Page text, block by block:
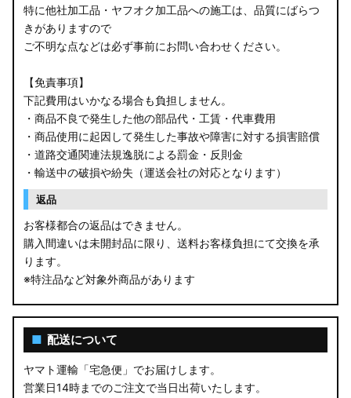
特に他社加工品・ヤフオク加工品への施工は、品質にばらつ
きがありますので
ご不明な点などは必ず事前にお問い合わせください。
【免責事項】
下記費用はいかなる場合も負担しません。
・商品不良で発生した他の部品代・工賃・代車費用
・商品使用に起因して発生した事故や障害に対する損害賠償
・道路交通関連法規逸脱による罰金・反則金
・輸送中の破損や紛失（運送会社の対応となります）
返品
お客様都合の返品はできません。
購入間違いは未開封品に限り、送料お客様負担にて交換を承
ります。
※特注品など対象外商品があります
■ 配送について
ヤマト運輸「宅急便」でお届けします。
営業日14時までのご注文で当日出荷いたします。